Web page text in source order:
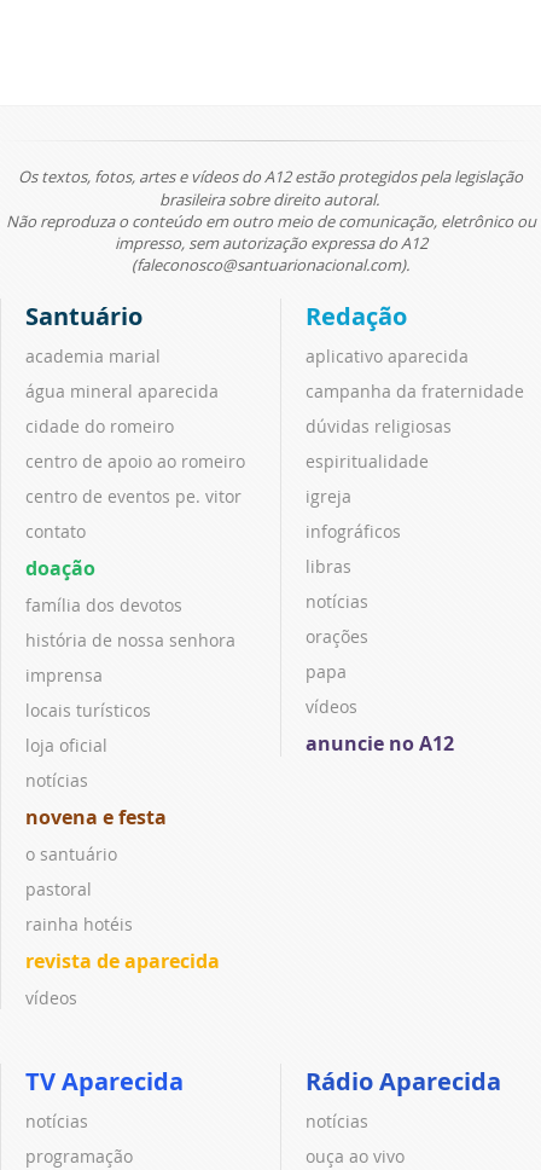
Os textos, fotos, artes e vídeos do A12 estão protegidos pela legislação
brasileira sobre direito autoral.
Não reproduza o conteúdo em outro meio de comunicação, eletrônico ou
impresso, sem autorização expressa do A12
(faleconosco@santuarionacional.com).
Santuário
academia marial
água mineral aparecida
cidade do romeiro
centro de apoio ao romeiro
centro de eventos pe. vitor
contato
doação
família dos devotos
história de nossa senhora
imprensa
locais turísticos
loja oficial
notícias
novena e festa
o santuário
pastoral
rainha hotéis
revista de aparecida
vídeos
Redação
aplicativo aparecida
campanha da fraternidade
dúvidas religiosas
espiritualidade
igreja
infográficos
libras
notícias
orações
papa
vídeos
anuncie no A12
TV Aparecida
notícias
programação
Rádio Aparecida
notícias
ouça ao vivo